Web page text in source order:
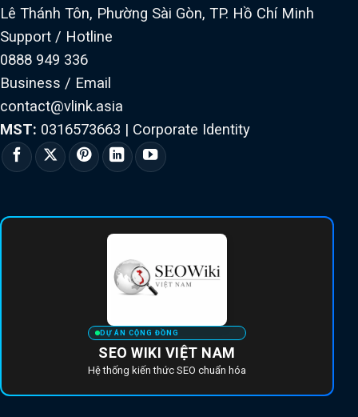
Lê Thánh Tôn, Phường Sài Gòn, TP. Hồ Chí Minh
Support / Hotline
0888 949 336
Business / Email
contact@vlink.asia
MST: 0316573663 | Corporate Identity
DỰ ÁN CỘNG ĐỒNG
SEO WIKI VIỆT NAM
Hệ thống kiến thức SEO chuẩn hóa